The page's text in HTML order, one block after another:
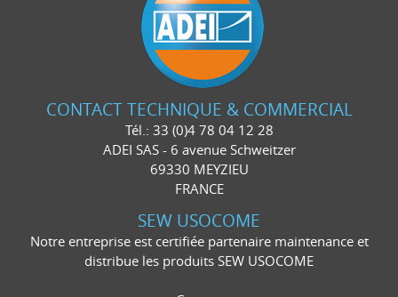
CONTACT TECHNIQUE & COMMERCIAL
Tél.: 33 (0)4 78 04 12 28
ADEI SAS - 6 avenue Schweitzer
69330 MEYZIEU
FRANCE
SEW USOCOME
Notre entreprise est certifiée partenaire maintenance et
distribue les produits SEW USOCOME